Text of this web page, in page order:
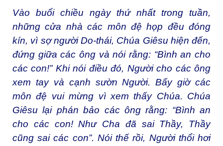
Vào buổi chiều ngày thứ nhất trong tuần,
những cửa nhà các môn đệ họp đều đóng
kín, vì sợ người Do-thái, Chúa Giêsu hiện đến,
đứng giữa các ông và nói rằng: “Bình an cho
các con!” Khi nói điều đó, Người cho các ông
xem tay và cạnh sườn Người. Bấy giờ các
môn đệ vui mừng vì xem thấy Chúa. Chúa
Giêsu lại phán bảo các ông rằng: “Bình an
cho các con! Như Cha đã sai Thầy, Thầy
cũng sai các con”. Nói thế rồi, Người thổi hơi